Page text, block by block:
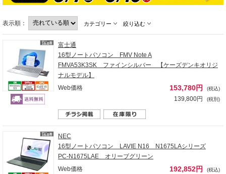
表示順： カテゴリー 絞り込む
富士通
16型ノートパソコン FMV Note A
FMVA53K3SK ファインシルバー 【ケーズデンキオリジ
ナルモデル】
Web価格
153,780円 (税込)
139,800円 (税別)
NEC
16型ノートパソコン LAVIE N16 N1675LAシリーズ
PC-N1675LAE オリーブグリーン
Web価格
192,852円 (税込)